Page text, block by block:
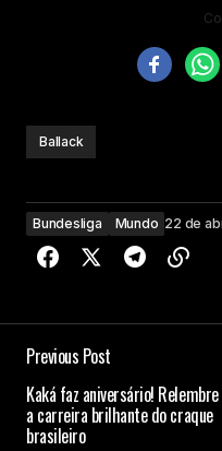
Ballack
Bundesliga Mundo 22 de
Previous Post
Kaká faz aniversário! Relembre
a carreira brilhante do craque
brasileiro